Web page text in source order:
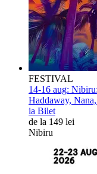
FESTIVAL
14-16 aug:
Haddaway,
ia Bilet
de la 149 lei
Nibiru